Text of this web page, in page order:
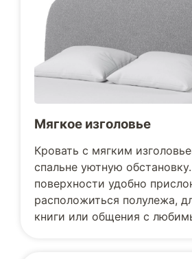
Мягкое изголовье
Кровать с мягким
спальне уютную
поверхности удобно
расположиться полулежа,
книги или общения с